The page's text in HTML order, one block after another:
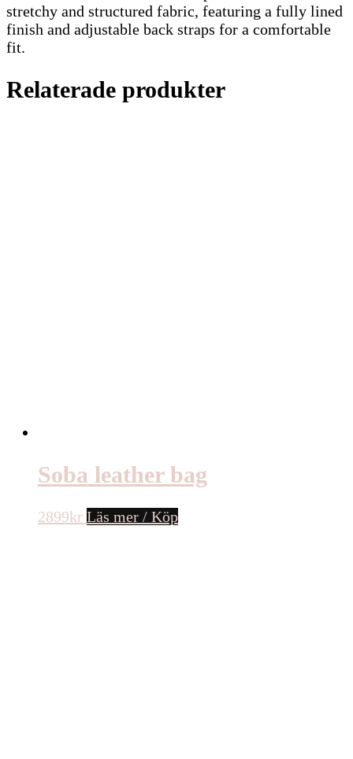
stretchy and structured fabric, featuring a fully lined
finish and adjustable back straps for a comfortable
fit.
Relaterade produkter
Soba leather bag
2899kr Läs mer / Köp